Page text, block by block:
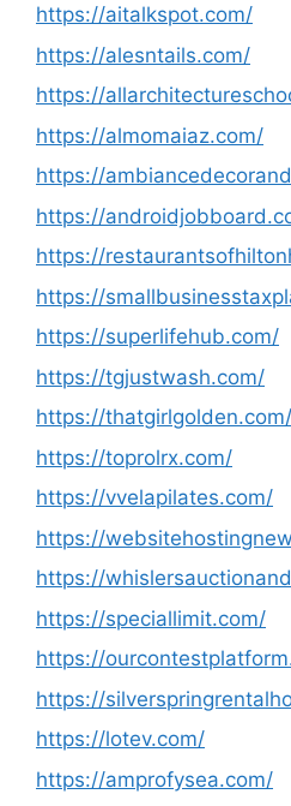
https://aitalkspot.com/
https://alesntails.com/
https://
https://almomaiaz.com/
https://
https://
https://
https://
https://superlifehub.com/
https://tgjustwash.com/
https://thatgirlgolden.com/
https://toprolrx.com/
https://vvelapilates.com/
https://
https://
https://speciallimit.com/
https://
https://
https://lotev.com/
https://amprofysea.com/